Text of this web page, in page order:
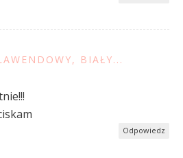
BIAŁY...
Odpowiedz